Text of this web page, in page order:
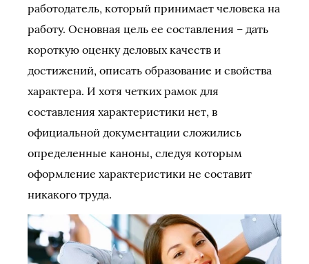
работодатель, который принимает человека на
работу. Основная цель ее составления – дать
короткую оценку деловых качеств и
достижений, описать образование и свойства
характера. И хотя четких рамок для
составления характеристики нет, в
официальной документации сложились
определенные каноны, следуя которым
оформление характеристики не составит
никакого труда.